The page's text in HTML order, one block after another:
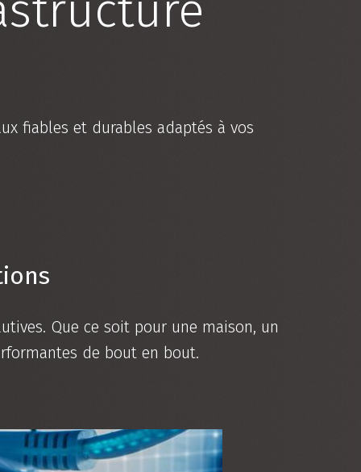
fiables et durables adaptés à vos
Que ce soit pour une maison, un
de bout en bout.